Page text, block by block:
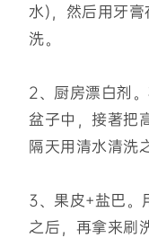
水)，然后用牙
洗。
2、厨房漂白剂
盆子中，接著把
隔天用清水清洗
3、果皮+盐巴。
之后，再拿来刷